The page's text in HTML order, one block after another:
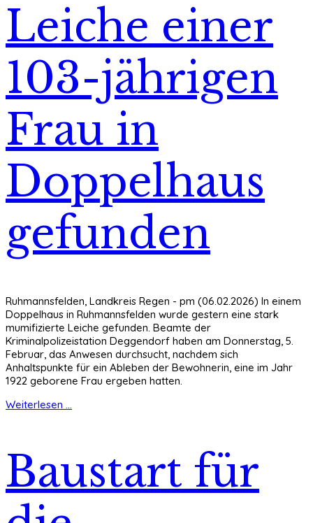
Leiche einer
103-jährigen
Frau in
Doppelhaus
gefunden
Ruhmannsfelden, Landkreis Regen - pm (06.02.2026) In einem
Doppelhaus in Ruhmannsfelden wurde gestern eine stark
mumifizierte Leiche gefunden. Beamte der
Kriminalpolizeistation Deggendorf haben am Donnerstag, 5.
Februar, das Anwesen durchsucht, nachdem sich
Anhaltspunkte für ein Ableben der Bewohnerin, eine im Jahr
1922 geborene Frau ergeben hatten.
Weiterlesen ...
Baustart für